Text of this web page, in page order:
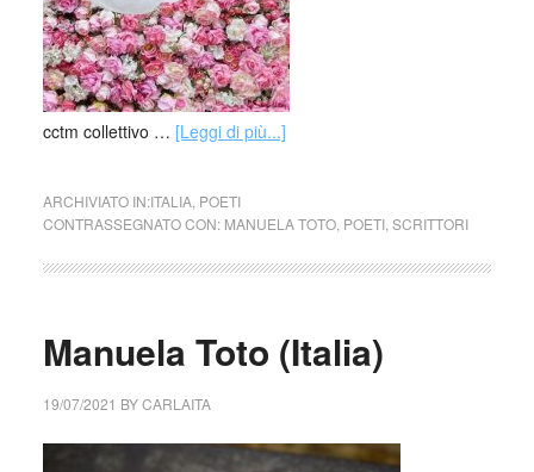
cctm collettivo … [Leggi di più...]
ARCHIVIATO IN:ITALIA, POETI
CONTRASSEGNATO CON: MANUELA TOTO, POETI, SCRITTORI
Manuela Toto (Italia)
19/07/2021 BYCARLAITA